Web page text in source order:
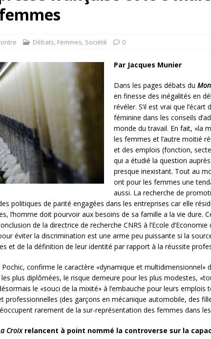
]
«Le discours de Trump sur la “fraude électorale” était une blague de
menace»
ETATS-UNIS
]
Iran. Le retour de l’option militaire
Débats, Femmes, Société 0
Par Jacques Munier
Dans les pages débats du
en finesse des inégalités en
révéler. S’il est vrai que
féminine dans les conseils
monde du travail. En fait, «la
les femmes et l’autre moitié
et des emplois (fonction,
qui a étudié la question
presque inexistant. Tout au
ont pour les femmes une
aussi. La recherche de
politiques de parité engagées dans les entreprises car elle
l’homme doit pourvoir aux besoins de sa famille a la vie
de la directrice de recherche CNRS à l’Ecole
éviter la discrimination est une arme peu puissante si la
et de la définition de leur identité par rapport à la réussite
Pochic, confirme le caractère «dynamique et multidimensionnel»
plus diplômées, le risque demeure pour les plus modestes,
le «souci de la mixité» à l’embauche pour leurs
(des garçons en mécanique automobile, des
rarement de la sur-représentation des femmes dans
Croixrelancent à point nommé la controverse sur la